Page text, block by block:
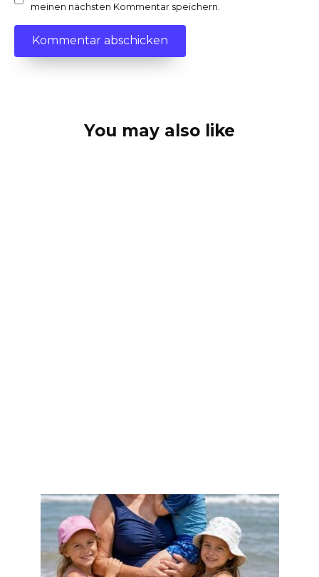
meinen nächsten Kommentar speichern.
You may also like